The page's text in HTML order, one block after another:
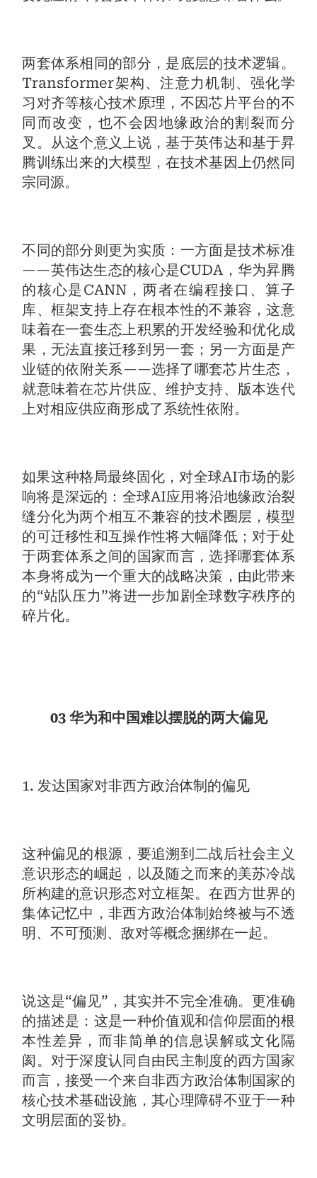
两套体系相同的部分，是底层的技术逻辑。
Transformer架构、注意力机制、强化学
习对齐等核心技术原理，不因芯片平台的不
同而改变，也不会因地缘政治的割裂而分
叉。从这个意义上说，基于英伟达和基于昇
腾训练出来的大模型，在技术基因上仍然同
宗同源。
不同的部分则更为实质：一方面是技术标准
——英伟达生态的核心是CUDA，华为昇腾
的核心是CANN，两者在编程接口、算子
库、框架支持上存在根本性的不兼容，这意
味着在一套生态上积累的开发经验和优化成
果，无法直接迁移到另一套；另一方面是产
业链的依附关系——选择了哪套芯片生态，
就意味着在芯片供应、维护支持、版本迭代
上对相应供应商形成了系统性依附。
如果这种格局最终固化，对全球AI市场的影
响将是深远的：全球AI应用将沿地缘政治裂
缝分化为两个相互不兼容的技术圈层，模型
的可迁移性和互操作性将大幅降低；对于处
于两套体系之间的国家而言，选择哪套体系
本身将成为一个重大的战略决策，由此带来
的“站队压力”将进一步加剧全球数字秩序的
碎片化。
03 华为和中国难以摆脱的两大偏见
1. 发达国家对非西方政治体制的偏见
这种偏见的根源，要追溯到二战后社会主义
意识形态的崛起，以及随之而来的美苏冷战
所构建的意识形态对立框架。在西方世界的
集体记忆中，非西方政治体制始终被与不透
明、不可预测、敌对等概念捆绑在一起。
说这是“偏见”，其实并不完全准确。更准确
的描述是：这是一种价值观和信仰层面的根
本性差异，而非简单的信息误解或文化隔
阂。对于深度认同自由民主制度的西方国家
而言，接受一个来自非西方政治体制国家的
核心技术基础设施，其心理障碍不亚于一种
文明层面的妥协。